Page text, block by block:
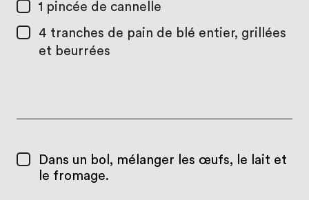
1 pincée de cannelle
4 tranches de pain de blé entier, grillées
et beurrées
Dans un bol, mélanger les œufs, le lait et
le fromage.